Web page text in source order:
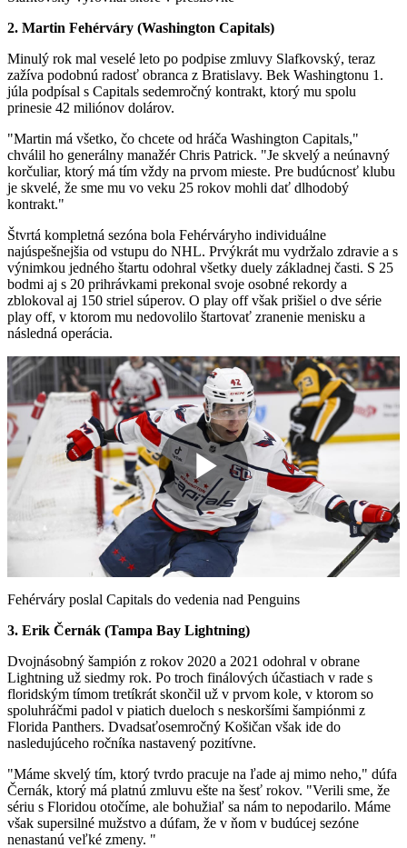
2. Martin Fehérváry (Washington Capitals)
Minulý rok mal veselé leto po podpise zmluvy Slafkovský, teraz
zažíva podobnú radosť obranca z Bratislavy. Bek Washingtonu 1.
júla podpísal s Capitals sedemročný kontrakt, ktorý mu spolu
prinesie 42 miliónov dolárov.
"Martin má všetko, čo chcete od hráča Washington Capitals,"
chválil ho generálny manažér Chris Patrick. "Je skvelý a neúnavný
korčuliar, ktorý má tím vždy na prvom mieste. Pre budúcnosť klubu
je skvelé, že sme mu vo veku 25 rokov mohli dať dlhodobý
kontrakt."
Štvrtá kompletná sezóna bola Fehérváryho individuálne
najúspešnejšia od vstupu do NHL. Prvýkrát mu vydržalo zdravie a s
výnimkou jedného štartu odohral všetky duely základnej časti. S 25
bodmi aj s 20 prihrávkami prekonal svoje osobné rekordy a
zblokoval aj 150 striel súperov. O play off však prišiel o dve série
play off, v ktorom mu nedovolilo štartovať zranenie menisku a
následná operácia.
Play
Video
Fehérváry poslal Capitals do vedenia nad Penguins
3. Erik Černák (Tampa Bay Lightning)
Dvojnásobný šampión z rokov 2020 a 2021 odohral v obrane
Lightning už siedmy rok. Po troch finálových účastiach v rade s
floridským tímom tretíkrát skončil už v prvom kole, v ktorom so
spoluhráčmi padol v piatich dueloch s neskoršími šampiónmi z
Florida Panthers. Dvadsaťosemročný Košičan však ide do
nasledujúceho ročníka nastavený pozitívne.
"Máme skvelý tím, ktorý tvrdo pracuje na ľade aj mimo neho," dúfa
Černák, ktorý má platnú zmluvu ešte na šesť rokov. "Verili sme, že
sériu s Floridou otočíme, ale bohužiaľ sa nám to nepodarilo. Máme
však supersilné mužstvo a dúfam, že v ňom v budúcej sezóne
nenastanú veľké zmeny. "